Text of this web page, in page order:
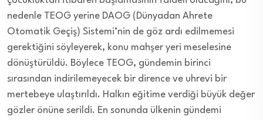
nedenle TEOG yerine DAOG (Dünyadan Ahrete
Otomatik Geçiş) Sistemi’nin de göz ardı edilmemesi
gerektiğini söyleyerek, konu mahşer yeri meselesine
dönüştürüldü. Böylece TEOG, gündemin birinci
sırasından indirilemeyecek bir dirence ve uhrevi bir
mertebeye ulaştırıldı. Halkın eğitime verdiği büyük değer
gözler önüne serildi. En sonunda ülkenin gündemi